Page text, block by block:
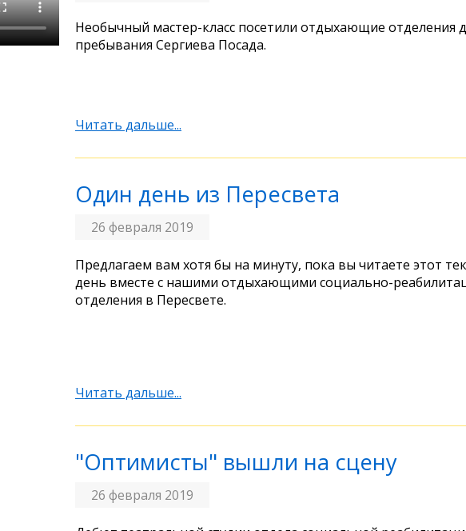
Необычный мастер-класс посетили отдыхающие отделения
пребывания Сергиева Посада.
Читать дальше...
Один день из Пересвета
26 февраля 2019
Предлагаем вам хотя бы на минуту, пока вы читаете этот
день вместе с нашими отдыхающими социально-
отделения в Пересвете.
Читать дальше...
"Оптимисты" вышли на сцену
26 февраля 2019